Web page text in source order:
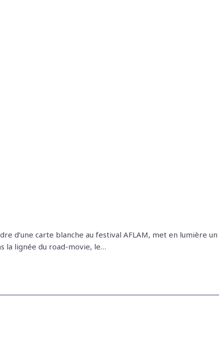
d’une carte blanche au festival AFLAM, met en lumière un
la lignée du road-movie, le…